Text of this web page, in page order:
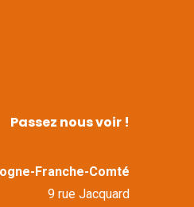
Passez nous voir !
Franche-Comté
9 rue Jacquard